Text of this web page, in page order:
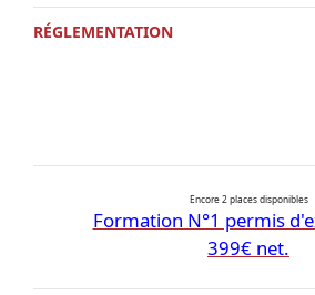
RÉGLEMENTATION
Encore 2 places disponibles
Formation N°1 permis
399€ net.